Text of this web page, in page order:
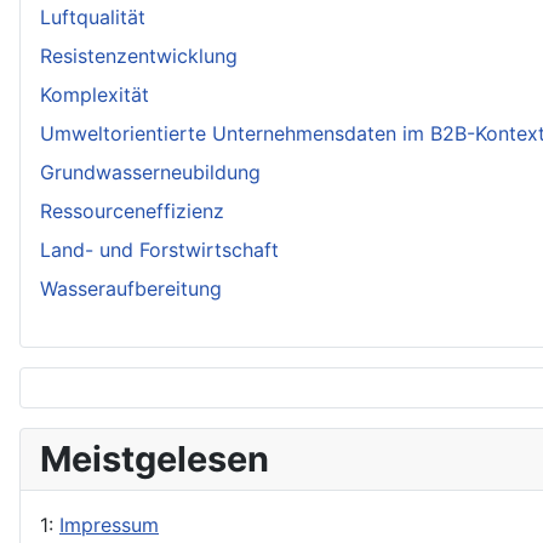
Luftqualität
Resistenzentwicklung
Komplexität
Umweltorientierte Unternehmensdaten im B2B-
Grundwasserneubildung
Ressourceneffizienz
Land- und Forstwirtschaft
Wasseraufbereitung
Meistgelesen
1: Impressum